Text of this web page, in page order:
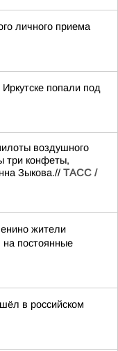
личного приема
попали под
воздушного
три конфеты,
Зыкова.// ТАСС /
жители
на постоянные
в российском